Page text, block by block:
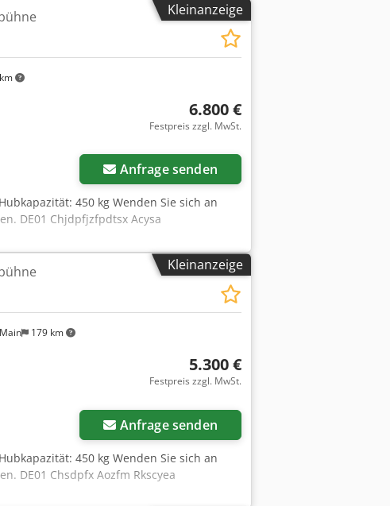
Kleinanzeige
6.800 €
Festpreis zzgl. MwSt.
Anfrage senden
450 kg Wenden Sie sich an
DE01 Chjdpfjzfpdtsx Acysa
Kleinanzeige
179 km
5.300 €
Festpreis zzgl. MwSt.
Anfrage senden
450 kg Wenden Sie sich an
DE01 Chsdpfx Aozfm Rkscyea